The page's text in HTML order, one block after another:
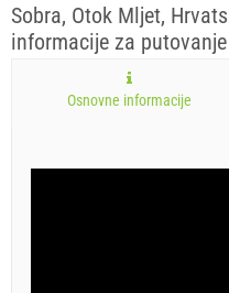
Sobra, Otok Mljet,
informacije za
Osnovne informacije